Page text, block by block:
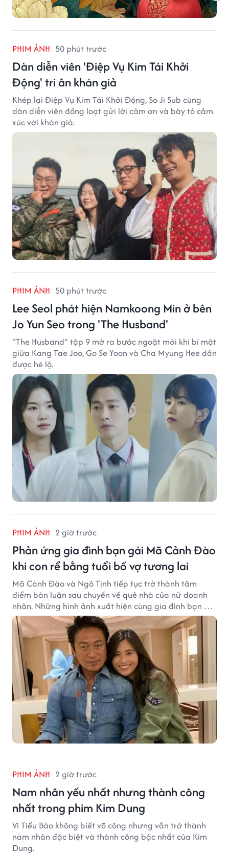
PHIM ẢNH 50 phút trước
Dàn diễn viên 'Điệp Vụ Kim Tái Khởi
Động' tri ân khán giả
Khép lại Điệp Vụ Kim Tái Khởi Động, So Ji Sub cùng
dàn diễn viên đồng loạt gửi lời cảm ơn và bày tỏ cảm
xúc với khán giả.
PHIM ẢNH 50 phút trước
Lee Seol phát hiện Namkoong Min ở bên
Jo Yun Seo trong 'The Husband'
“The Husband” tập 9 mở ra bước ngoặt mới khi bí mật
giữa Kang Tae Joo, Go Se Yoon và Cha Myung Hee dần
được hé lộ.
PHIM ẢNH 2 giờ trước
Phản ứng gia đình bạn gái Mã Cảnh Đào
khi con rể bằng tuổi bố vợ tương lai
Mã Cảnh Đào và Ngô Tịnh tiếp tục trở thành tâm
điểm bàn luận sau chuyến về quê nhà của nữ doanh
nhân. Những hình ảnh xuất hiện cùng gia đình bạn gái
Mã Cảnh Đào đang thu hút sự quan tâm trên mạng
xã hội.
PHIM ẢNH 2 giờ trước
Nam nhân yếu nhất nhưng thành công
nhất trong phim Kim Dung
Vi Tiểu Bảo không biết võ công nhưng vẫn trở thành
nam nhân đặc biệt và thành công bậc nhất của Kim
Dung.